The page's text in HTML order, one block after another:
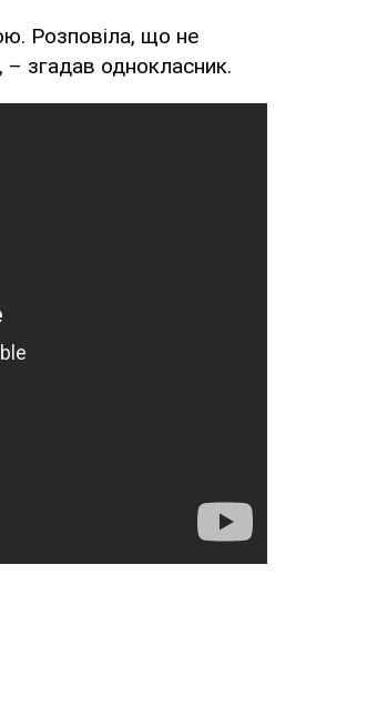
Розповіла, що не
– згадав однокласник.